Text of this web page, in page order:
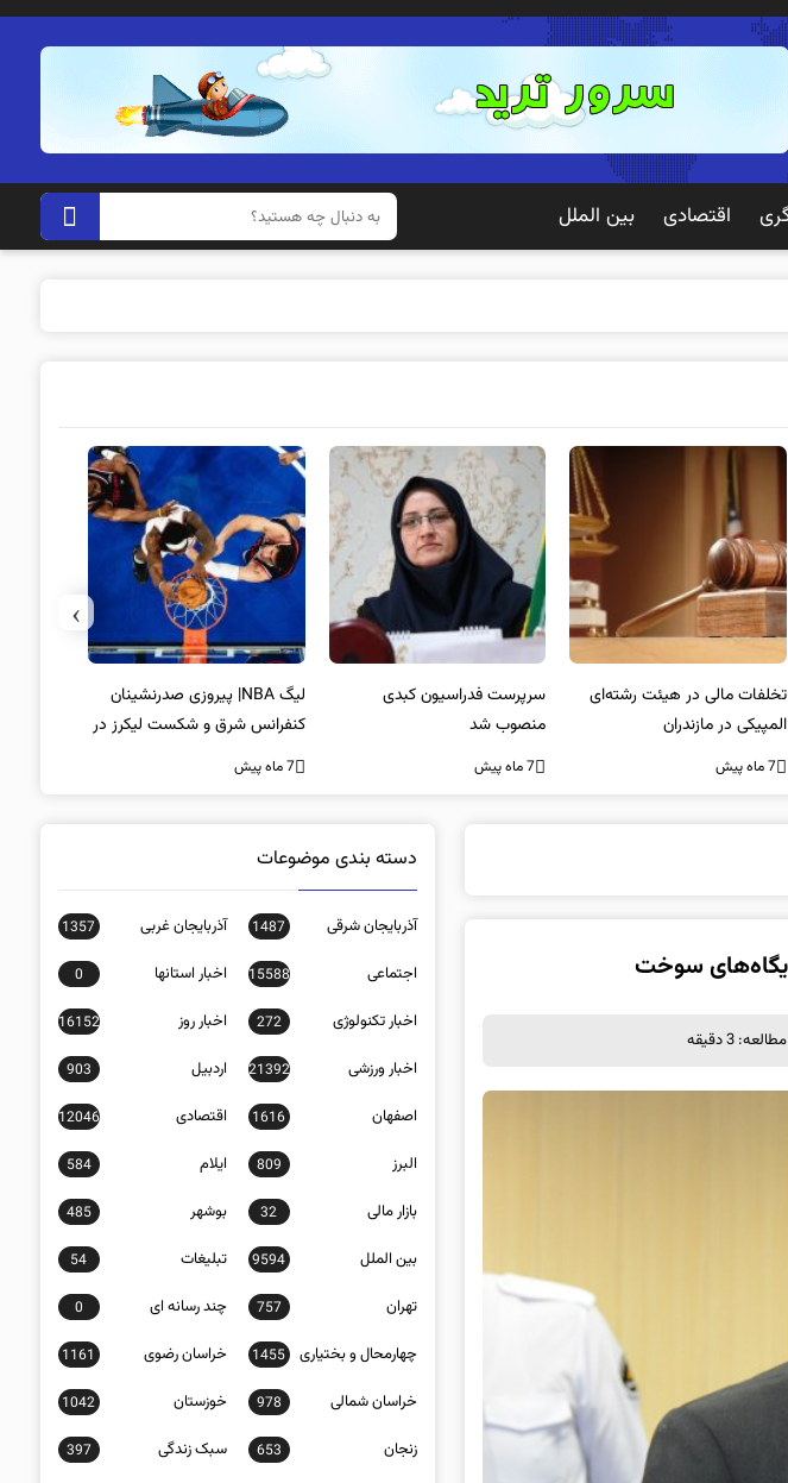
اقتصادی بین الملل
تخلفات مالی در هیئت رشته‌ای
المپیکی در مازندران
7 ماه پیش
سرپرست فدراسیون کبدی
منصوب شد
7 ماه پیش
لیگ NBA| پیروزی صدرنشینان
کنفرانس شرق و شکست لیکرز در
غیاب جیمز
7 ماه پیش
›
سوخت
3 دقیقه
دسته بندی موضوعات
آذربایجان شرقی 1487 آذربایجان غربی 1357
اجتماعی 15588 اخبار استانها 0
اخبار تکنولوژی 272 اخبار روز 16152
اخبار ورزشی 21392 اردبیل 903
اصفهان 1616 اقتصادی 12046
البرز 809 ایلام 584
بازار مالی 32 بوشهر 485
بین الملل 9594 تبلیغات 54
تهران 757 چند رسانه ای 0
چهارمحال و بختیاری 1455 خراسان رضوی 1161
خراسان شمالی 978 خوزستان 1042
زنجان 653 سبک زندگی 397